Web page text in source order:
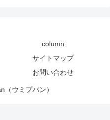
column
サイトマップ
お問い合わせ
ウミプパン）